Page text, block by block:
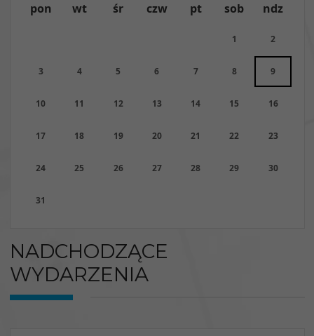
pon wt śr czw pt sob ndz
1 2
3 4 5 6 7 8 9
10 11 12 13 14 15 16
17 18 19 20 21 22 23
24 25 26 27 28 29 30
31
NADCHODZĄCE
WYDARZENIA